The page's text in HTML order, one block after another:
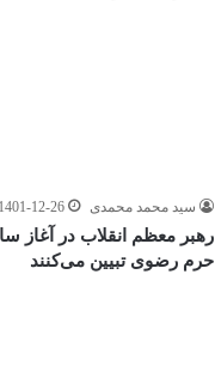
سید محمد محمدی 1401-12-26
رهبر معظم انقلاب در آغاز
حرم رضوی تبیین می‌کنند